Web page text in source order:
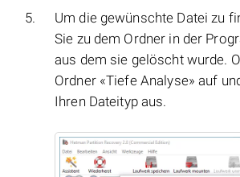
Um die gewünschte Datei zu
Sie zu dem Ordner in der
aus dem sie gelöscht wurde.
Ordner «Tiefe Analyse» auf
Ihren Dateityp aus.